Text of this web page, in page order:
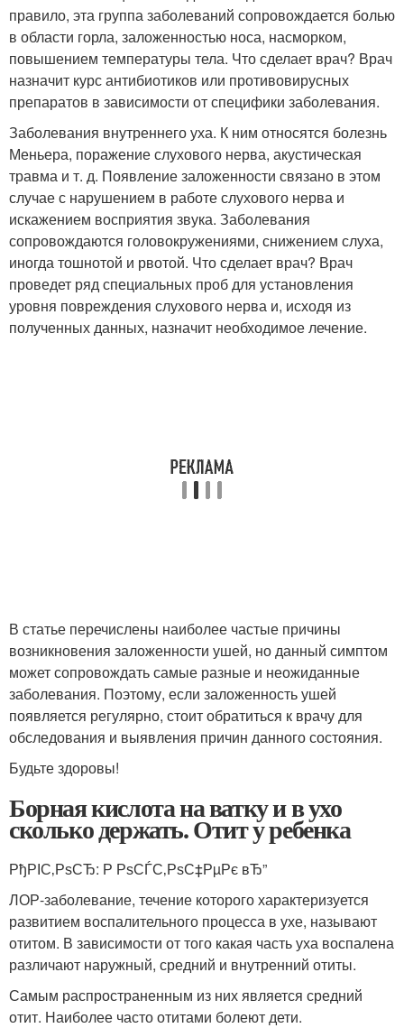
правило, эта группа заболеваний сопровождается болью
в области горла, заложенностью носа, насморком,
повышением температуры тела. Что сделает врач? Врач
назначит курс антибиотиков или противовирусных
препаратов в зависимости от специфики заболевания.
Заболевания внутреннего уха. К ним относятся болезнь
Меньера, поражение слухового нерва, акустическая
травма и т. д. Появление заложенности связано в этом
случае с нарушением в работе слухового нерва и
искажением восприятия звука. Заболевания
сопровождаются головокружениями, снижением слуха,
иногда тошнотой и рвотой. Что сделает врач? Врач
проведет ряд специальных проб для установления
уровня повреждения слухового нерва и, исходя из
полученных данных, назначит необходимое лечение.
В статье перечислены наиболее частые причины
возникновения заложенности ушей, но данный симптом
может сопровождать самые разные и неожиданные
заболевания. Поэтому, если заложенность ушей
появляется регулярно, стоит обратиться к врачу для
обследования и выявления причин данного состояния.
Будьте здоровы!
Борная кислота на ватку и в ухо
сколько держать. Отит у ребенка
РђРІС‚РѕСЂ: Р РѕСЃС‚РѕС‡РµРє вЂ”
ЛОР-заболевание, течение которого характеризуется
развитием воспалительного процесса в ухе, называют
отитом. В зависимости от того какая часть уха воспалена
различают наружный, средний и внутренний отиты.
Самым распространенным из них является средний
отит. Наиболее часто отитами болеют дети.